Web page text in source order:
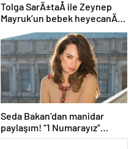
Tolga SarÄ±taÅ ile Zeynep
Mayruk’un bebek heyecanÄ±:
Cinsiyetini aÃ§Ä±kladÄ±lar
Seda Bakan’dan manidar
paylaşım! “1 Numarayız”
mesajının arkasındaki o